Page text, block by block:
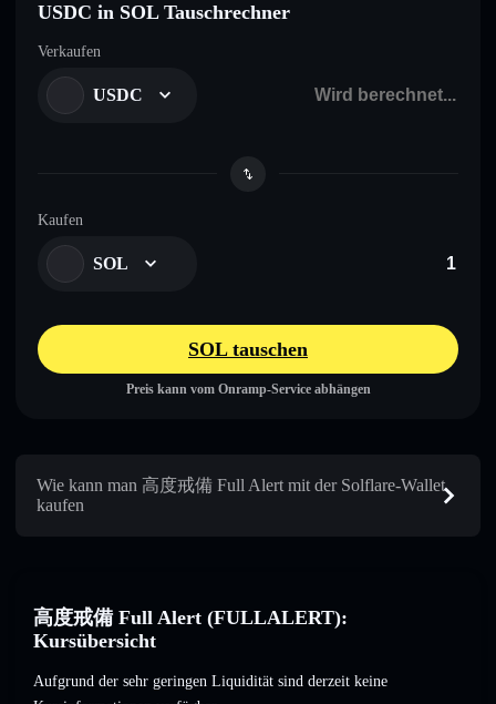
USDC in SOL Tauschrechner
Verkaufen
USDC
Kaufen
SOL
SOL tauschen
Preis kann vom Onramp-Service abhängen
Wie kann man 高度戒備 Full Alert mit der Solflare-Wallet
kaufen
高度戒備 Full Alert (FULLALERT):
Kursübersicht
Aufgrund der sehr geringen Liquidität sind derzeit keine